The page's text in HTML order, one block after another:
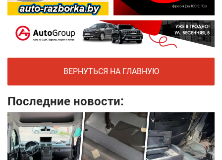
ВЕРНУТЬСЯ НА ГЛАВНУЮ
Последние новости: